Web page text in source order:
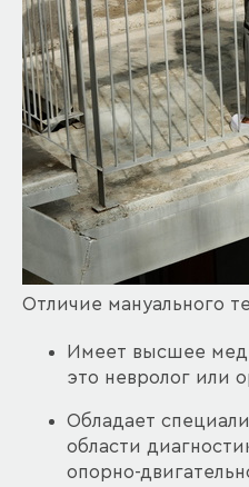
Отличие мануального
Имеет высшее
это невролог или
Обладает
области
опорно-